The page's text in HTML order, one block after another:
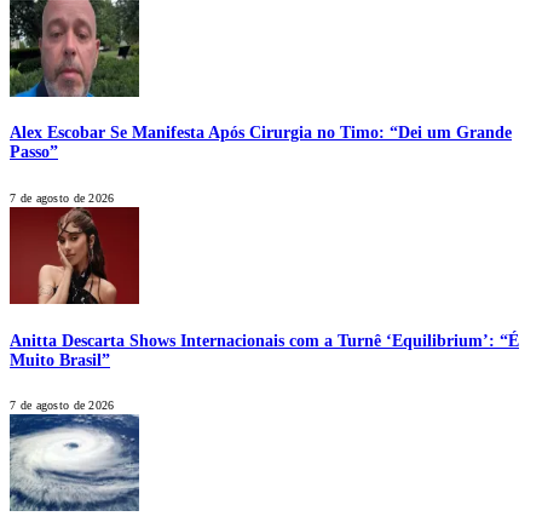
Alex Escobar Se Manifesta Após Cirurgia no Timo: “Dei um Grande
Passo”
7 de agosto de 2026
Anitta Descarta Shows Internacionais com a Turnê ‘Equilibrium’: “É
Muito Brasil”
7 de agosto de 2026